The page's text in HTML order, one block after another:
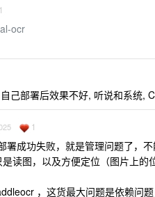
1
ocr
己部署后效果不好, 听说和系统,
1
署成功失败，就是管理问题了，
读图，以及方便定位（图片上的
，这货最大问题是依赖问